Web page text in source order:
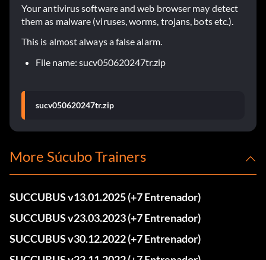
Your antivirus software and web browser may detect
them as malware (viruses, worms, trojans, bots etc.).
This is almost always a false alarm.
File name: sucv050620247tr.zip
sucv050620247tr.zip
More Súcubo Trainers
SUCCUBUS v13.01.2025 (+7 Entrenador)
SUCCUBUS v23.03.2023 (+7 Entrenador)
SUCCUBUS v30.12.2022 (+7 Entrenador)